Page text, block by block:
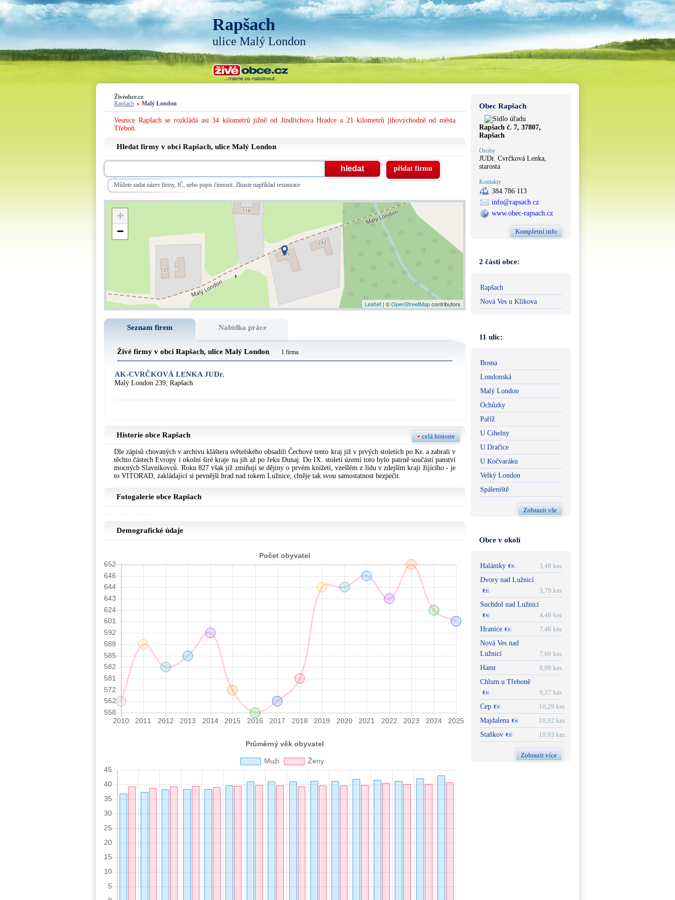
Rapšach
ulice Malý London
Živéobce.cz
Rapšach
Malý London
Vesnice Rapšach se rozkládá asi 34 kilometrů jižně od Jindřichova Hradce a 21 kilometrů jihovýchodně od města
Třeboň.
Hledat firmy v obci Rapšach, ulice Malý London
Můžete zadat název firmy, IČ, nebo popis činnosti. Zkuste například restaurace
přidat firmu
+
−
Leaflet | ©OpenStreetMapcontributors
Seznam firem Nabídka práce
Živé firmy v obci Rapšach, ulice Malý London 1 firma
AK-CVRČKOVÁ LENKA JUDr.
Malý London 239, Rapšach
Historie obce Rapšach celá historie
Dle zápisů chovaných v archivu kláštera světelského obsadili Čechové tento kraj již v prvých stoletích po Kr. a zabrali v
těchto částech Evropy i okolní širé kraje na jih až po řeku Dunaj. Do IX. století území toto bylo patrně součástí panství
mocných Slavníkovců. Roku 827 však již zmiňují se dějiny o prvém knížeti, vzešlém z lidu v zdejším kraji žijícího - je
to VITORAD, zakládající si pevnější hrad nad tokem Lužnice, chtěje tak svou samostatnost bezpečit.
Fotogalerie obce Rapšach
Demografické údaje
Obec Rapšach
Rapšach č. 7, 37807,
Rapšach
Osoby
JUDr. Cvrčková Lenka,
starosta
Kontakty
384 786 113
info@rapsach.cz
www.obec-rapsach.cz
Kompletní info
2 části obce:
Rapšach
Nová Ves u Klikova
11 ulic:
Bosna
Londonská
Malý London
Ochůzky
Paříž
U Cihelny
U Dračice
U Kočvaráku
Velký London
Spáleniště
Zobrazit vše
Obce v okolí
Halámky
3,48 km
Dvory nad Lužnicí
3,79 km
Suchdol nad Lužnicí
4,46 km
Hranice
7,46 km
Nová Ves nad
Lužnicí
7,66 km
Hamr
8,09 km
Chlum u Třeboně
9,37 km
Cep
10,29 km
Majdalena
10,92 km
Staňkov
10,93 km
Zobrazit více